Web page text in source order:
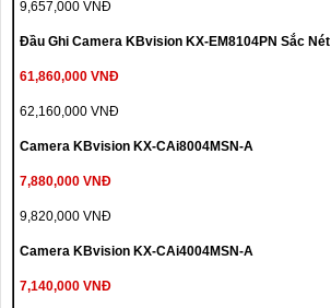
9,657,000 VNĐ
Đầu Ghi Camera KBvision KX-EM8104PN Sắc Nét
61,860,000 VNĐ
62,160,000 VNĐ
Camera KBvision KX-CAi8004MSN-A
7,880,000 VNĐ
9,820,000 VNĐ
Camera KBvision KX-CAi4004MSN-A
7,140,000 VNĐ